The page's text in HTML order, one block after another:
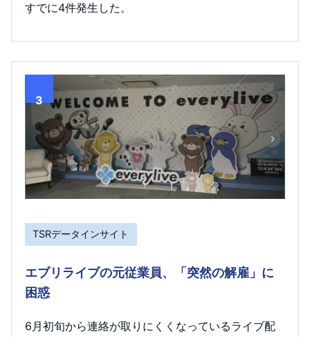
すでに4件発生した。
3
TSRデータインサイト
エブリライブの元従業員、「突然の解雇」に
困惑
6月初旬から連絡が取りにくくなっているライブ配